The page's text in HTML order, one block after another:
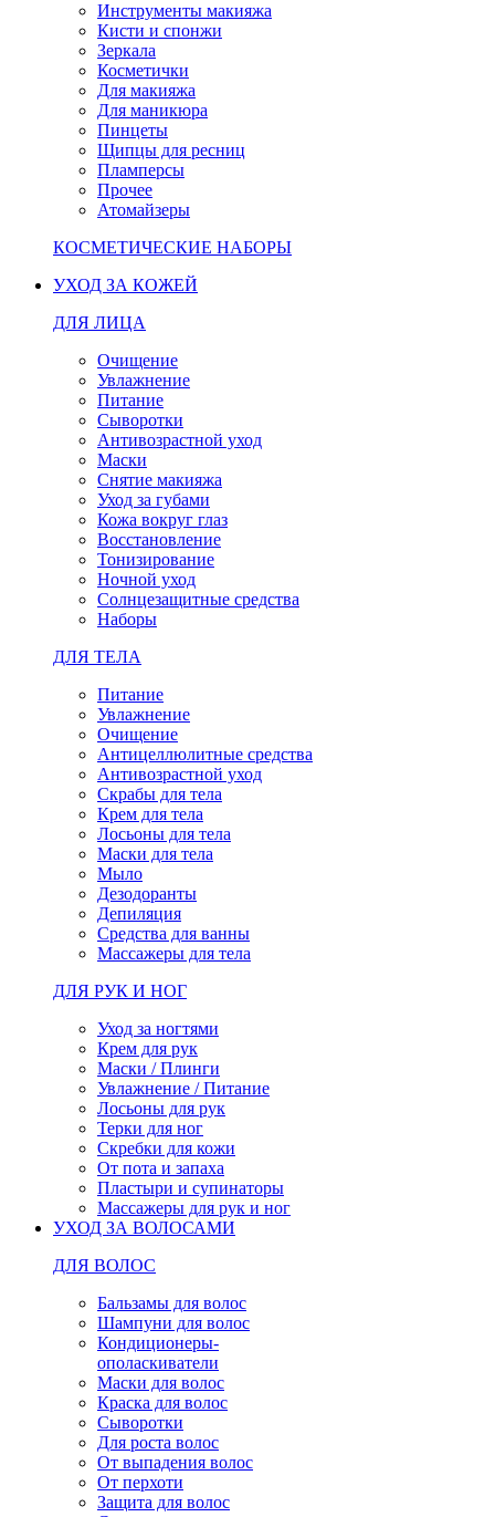
Инструменты макияжа
Кисти и спонжи
Зеркала
Косметички
Для макияжа
Для маникюра
Пинцеты
Щипцы для ресниц
Пламперсы
Прочее
Атомайзеры
КОСМЕТИЧЕСКИЕ НАБОРЫ
УХОД ЗА КОЖЕЙ
ДЛЯ ЛИЦА
Очищение
Увлажнение
Питание
Сыворотки
Антивозрастной уход
Маски
Снятие макияжа
Уход за губами
Кожа вокруг глаз
Восстановление
Тонизирование
Ночной уход
Солнцезащитные средства
Наборы
ДЛЯ ТЕЛА
Питание
Увлажнение
Очищение
Антицеллюлитные средства
Антивозрастной уход
Скрабы для тела
Крем для тела
Лосьоны для тела
Маски для тела
Мыло
Дезодоранты
Депиляция
Средства для ванны
Массажеры для тела
ДЛЯ РУК И НОГ
Уход за ногтями
Крем для рук
Маски / Плинги
Увлажнение / Питание
Лосьоны для рук
Терки для ног
Скребки для кожи
От пота и запаха
Пластыри и супинаторы
Массажеры для рук и ног
УХОД ЗА ВОЛОСАМИ
ДЛЯ ВОЛОС
Бальзамы для волос
Шампуни для волос
Кондиционеры-
ополаскиватели
Маски для волос
Краска для волос
Сыворотки
Для роста волос
От выпадения волос
От перхоти
Защита для волос